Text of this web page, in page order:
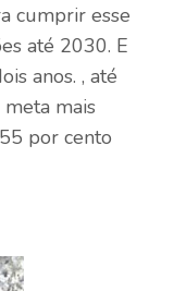
cumprir esse
até 2030. E
anos. , até
mais
por cento